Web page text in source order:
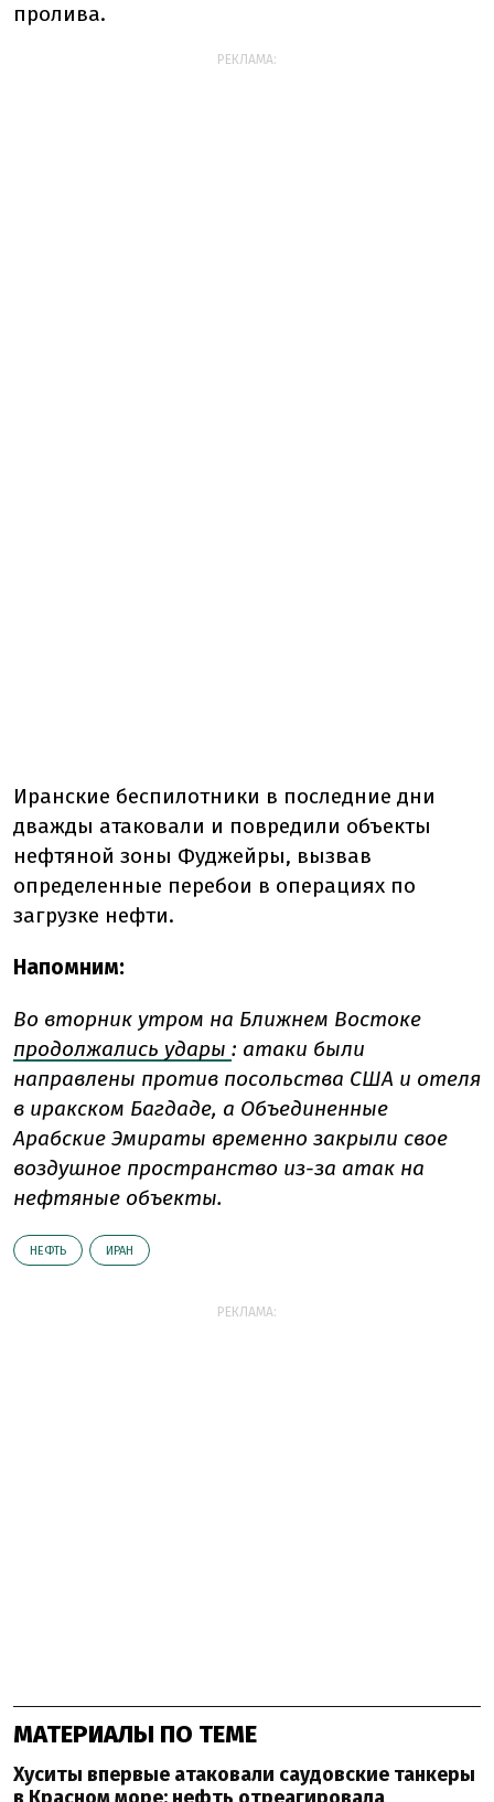
пролива.
РЕКЛАМА:
Иранские беспилотники в последние дни
дважды атаковали и повредили объекты
нефтяной зоны Фуджейры, вызвав
определенные перебои в операциях по
загрузке нефти.
Напомним:
Во вторник утром на Ближнем Востоке
продолжались удары : атаки были
направлены против посольства США и отеля
в иракском Багдаде, а Объединенные
Арабские Эмираты временно закрыли свое
воздушное пространство из-за атак на
нефтяные объекты.
НЕФТЬ ИРАН
РЕКЛАМА:
МАТЕРИАЛЫ ПО ТЕМЕ
Хуситы впервые атаковали саудовские танкеры